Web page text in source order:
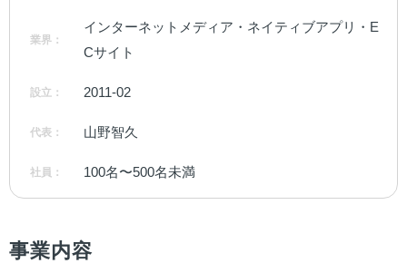
業界：
インターネットメディア・ネイティブアプリ・E
Cサイト
設立： 2011-02
代表： 山野智久
社員： 100名〜500名未満
事業内容